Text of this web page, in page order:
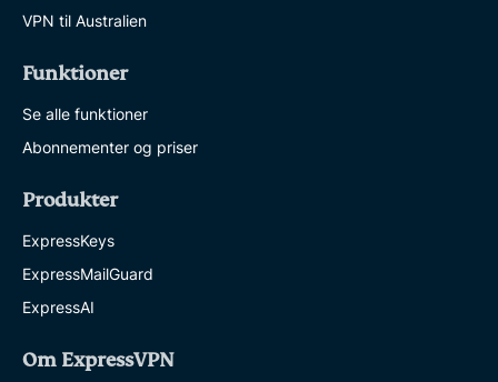
VPN til Australien
Funktioner
Se alle funktioner
Abonnementer og priser
Produkter
ExpressKeys
ExpressMailGuard
ExpressAI
Om ExpressVPN